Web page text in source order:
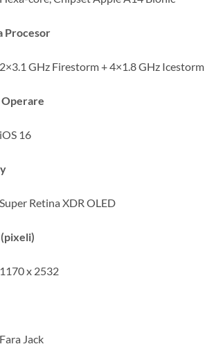
Procesor
2×3.1 GHz Firestorm + 4×1.8 GHz Icestorm
Operare
iOS 16
Super Retina XDR OLED
1170 x 2532
Fara Jack